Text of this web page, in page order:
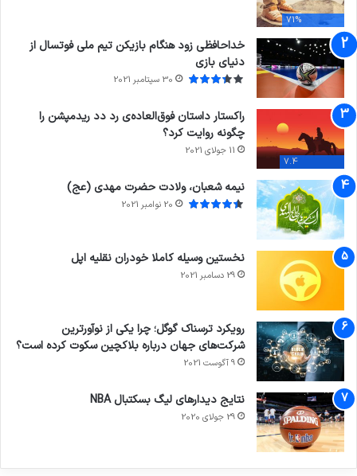
71%
خداحافظی زود هنگام بازیکن تیم ملی فوتسال از
دنیای بازی
30 سپتامبر 2021
7.4
راکستار داستان فوق‌العاده‌ی رد دد ریدمپشن را
چگونه روایت کرد؟
11 جولای 2021
نیمه شعبان، ولادت حضرت مهدی (عج)
20 نوامبر 2021
نخستین وسیله کاملا خودران نقلیه اپل
29 دسامبر 2021
رویکرد ترسناک گوگل؛ چرا یکی از نوآورترین
شرکت‌های جهان درباره بلاکچین سکوت کرده است؟
9 آگوست 2021
نتایج دیدار‌های لیگ بسکتبال NBA
29 جولای 2020